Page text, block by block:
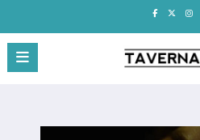
o
conteúdo